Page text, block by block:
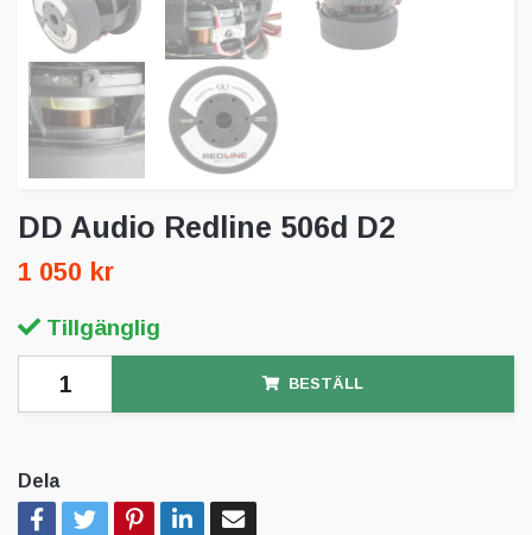
DD Audio Redline 506d D2
1 050 kr
Tillgänglig
BESTÄLL
Dela